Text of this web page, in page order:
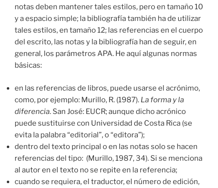
notas deben mantener tales estilos, pero en tamaño 10
y a espacio simple; la bibliografía también ha de utilizar
tales estilos, en tamaño 12; las referencias en el cuerpo
del escrito, las notas y la bibliografía han de seguir, en
general, los parámetros APA. He aquí algunas normas
básicas:
en las referencias de libros, puede usarse el acrónimo,
como, por ejemplo: Murillo, R. (1987). La forma y la
diferencia. San José: EUCR; aunque dicho acrónico
puede sustituirse con Universidad de Costa Rica (se
evita la palabra “editorial”, o “editora”);
dentro del texto principal o en las notas solo se hacen
referencias del tipo: (Murillo, 1987, 34). Si se menciona
al autor en el texto no se repite en la referencia;
cuando se requiera, el traductor, el número de edición,